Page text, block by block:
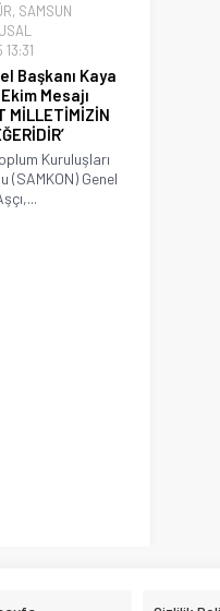
, SAMSUN
Başkanı Kaya
Mesajı
MİLLETİMİZİN
Kuruluşları
(SAMKON) Genel